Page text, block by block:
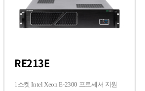
RE213E
1소켓 Intel Xeon E-2300 프로세서 지원